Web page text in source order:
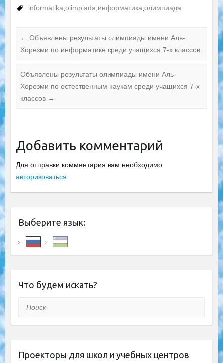
informatika olimpiada информатика олимпиада
← Объявлены результаты олимпиады имени Аль-
Хорезми по информатике среди учащихся 7-х классов
Объявлены результаты олимпиады имени Аль-
Хорезми по естественным наукам среди учащихся 7-х
классов →
Добавить комментарий
Для отправки комментария вам необходимо
авторизоваться
Выберите язык:
Что будем искать?
Поиск
Проекторы для школ и учебных центров